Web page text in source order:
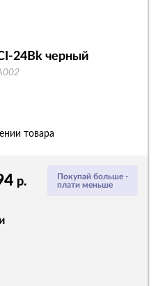
Покупай больше -
плати меньше
р.
24Bk черный
товара